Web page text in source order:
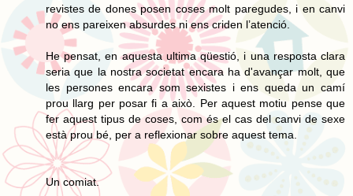
revistes de dones posen coses molt paregudes, i en canvi
no ens pareixen absurdes ni ens criden l’atenció.
He pensat, en aquesta ultima qüestió, i una resposta clara
seria que la nostra societat encara ha d'avançar molt, que
les persones encara som sexistes i ens queda un camí
prou llarg per posar fi a això. Per aquest motiu pense que
fer aquest tipus de coses, com és el cas del canvi de sexe
està prou bé, per a reflexionar sobre aquest tema.
Un comiat.